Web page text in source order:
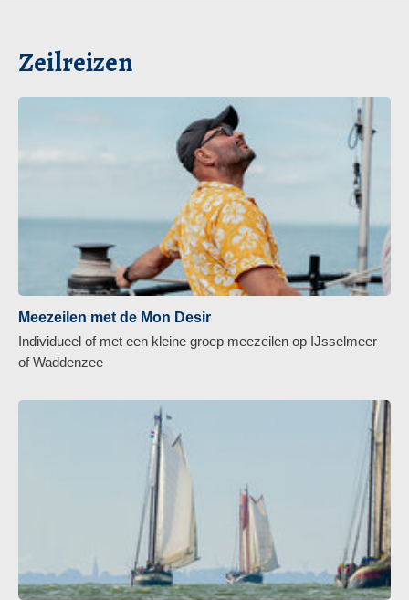
Zeilreizen
Meezeilen met de Mon Desir
Individueel of met een kleine groep meezeilen op IJsselmeer
of Waddenzee